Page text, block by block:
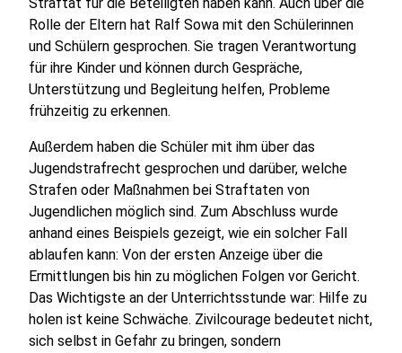
Rolle der Eltern hat Ralf Sowa mit den Schülerinnen
und Schülern gesprochen. Sie tragen Verantwortung
für ihre Kinder und können durch Gespräche,
Unterstützung und Begleitung helfen, Probleme
frühzeitig zu erkennen.
Außerdem haben die Schüler mit ihm über das
Jugendstrafrecht gesprochen und darüber, welche
Strafen oder Maßnahmen bei Straftaten von
Jugendlichen möglich sind. Zum Abschluss wurde
anhand eines Beispiels gezeigt, wie ein solcher Fall
ablaufen kann: Von der ersten Anzeige über die
Ermittlungen bis hin zu möglichen Folgen vor Gericht.
Das Wichtigste an der Unterrichtsstunde war: Hilfe zu
holen ist keine Schwäche. Zivilcourage bedeutet nicht,
sich selbst in Gefahr zu bringen, sondern